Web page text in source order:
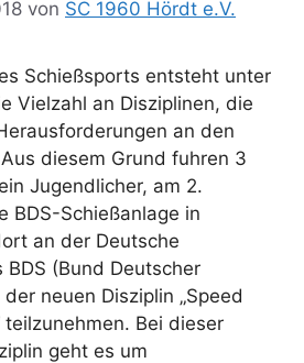
von SC 1960 Hördt e.V.
Schießsports entsteht unter
Vielzahl an Disziplinen, die
an den
diesem Grund fuhren 3
Jugendlicher, am 2.
BDS-Schießanlage in
an der Deutsche
(Bund Deutscher
neuen Disziplin „Speed
teilzunehmen. Bei dieser
geht es um